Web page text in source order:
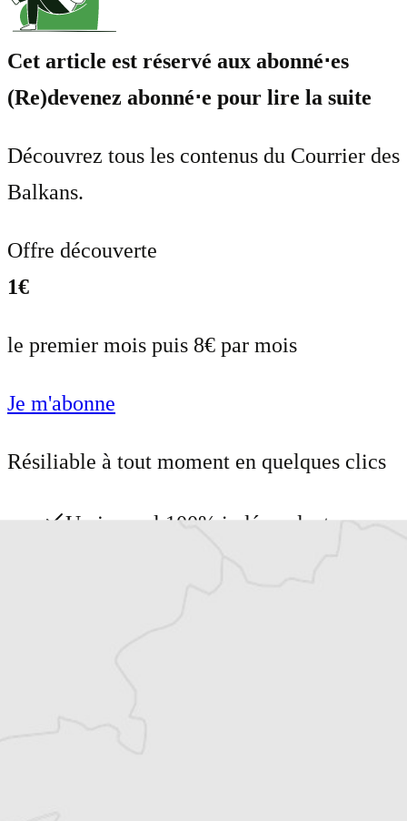
Cet article est réservé aux abonné⋅es
(Re)devenez abonné⋅e pour lire la suite
Découvrez tous les contenus du Courrier des
Balkans.
Offre découverte
1€
le premier mois puis 8€ par mois
Je m'abonne
Résiliable à tout moment en quelques clics
Un journal 100% indépendant